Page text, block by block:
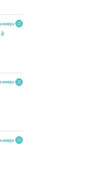
номера
номера
номера